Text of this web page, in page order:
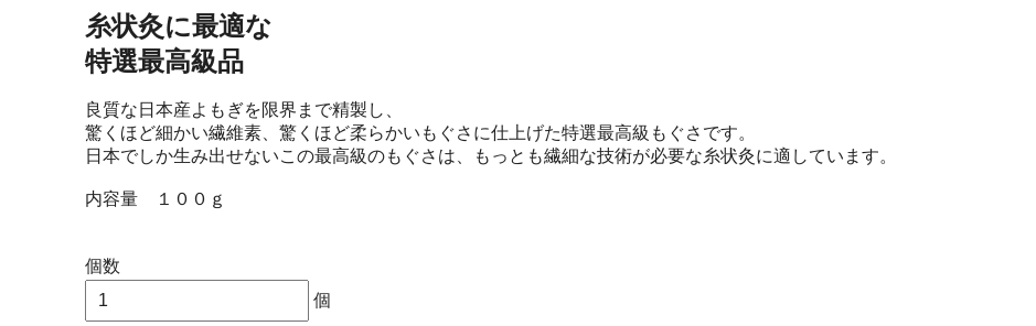
糸状灸に最適な
特選最高級品
良質な日本産よもぎを限界まで精製し、
驚くほど細かい繊維素、驚くほど柔らかいもぐさに仕上げた特選最高級もぐさです。
日本でしか生み出せないこの最高級のもぐさは、もっとも繊細な技術が必要な糸状灸に適しています。
内容量 １００ｇ
個数
個